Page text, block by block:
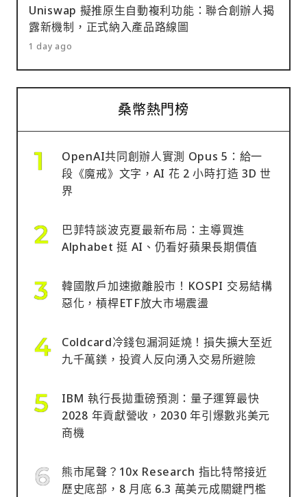
Uniswap 擬推原生自動複利功能：聯合創辦人揭
露新機制，正式納入產品路線圖
1 day ago
桑幣熱門榜
OpenAI共同創辦人實測 Opus 5：給一
段《魔戒》文字，AI 花 2 小時打造 3D 世
界
巴菲特談波克夏最新布局：主導買進
Alphabet 挺 AI、仍看好蘋果長期價值
韓國散戶加速撤離股市！KOSPI 交易結構
惡化，槓桿ETF放大市場震盪
Coldcard冷錢包漏洞延燒！損失擴大至近
九千萬鎂，投資人反向湧入交易所避險
IBM 執行長拋重磅預測：量子運算最快
2028 年貢獻營收，2030 年引爆數兆美元
商機
熊市尾聲？10x Research 指比特幣接近
歷史底部，8 月底 6.3 萬美元成關鍵門檻